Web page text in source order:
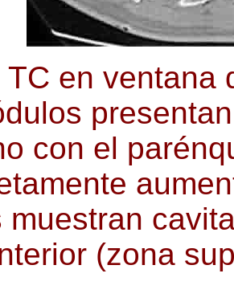
TC en ventana
con el
muestran
(zona